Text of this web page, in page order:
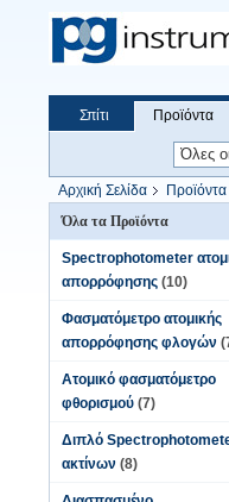
Σπίτι Προϊόντα
Αρχική Σελίδα Προϊόντα
Όλα τα Προϊόντα
Spectrophotometer
απορρόφησης (10)
Φασματόμετρο ατομικής
απορρόφησης φλογών
Ατομικό φασματόμετρο
φθορισμού (7)
Διπλό
ακτίνων (8)